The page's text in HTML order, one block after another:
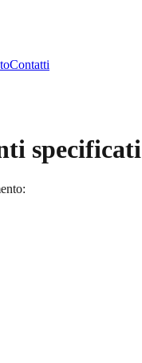
Contatti
specificati